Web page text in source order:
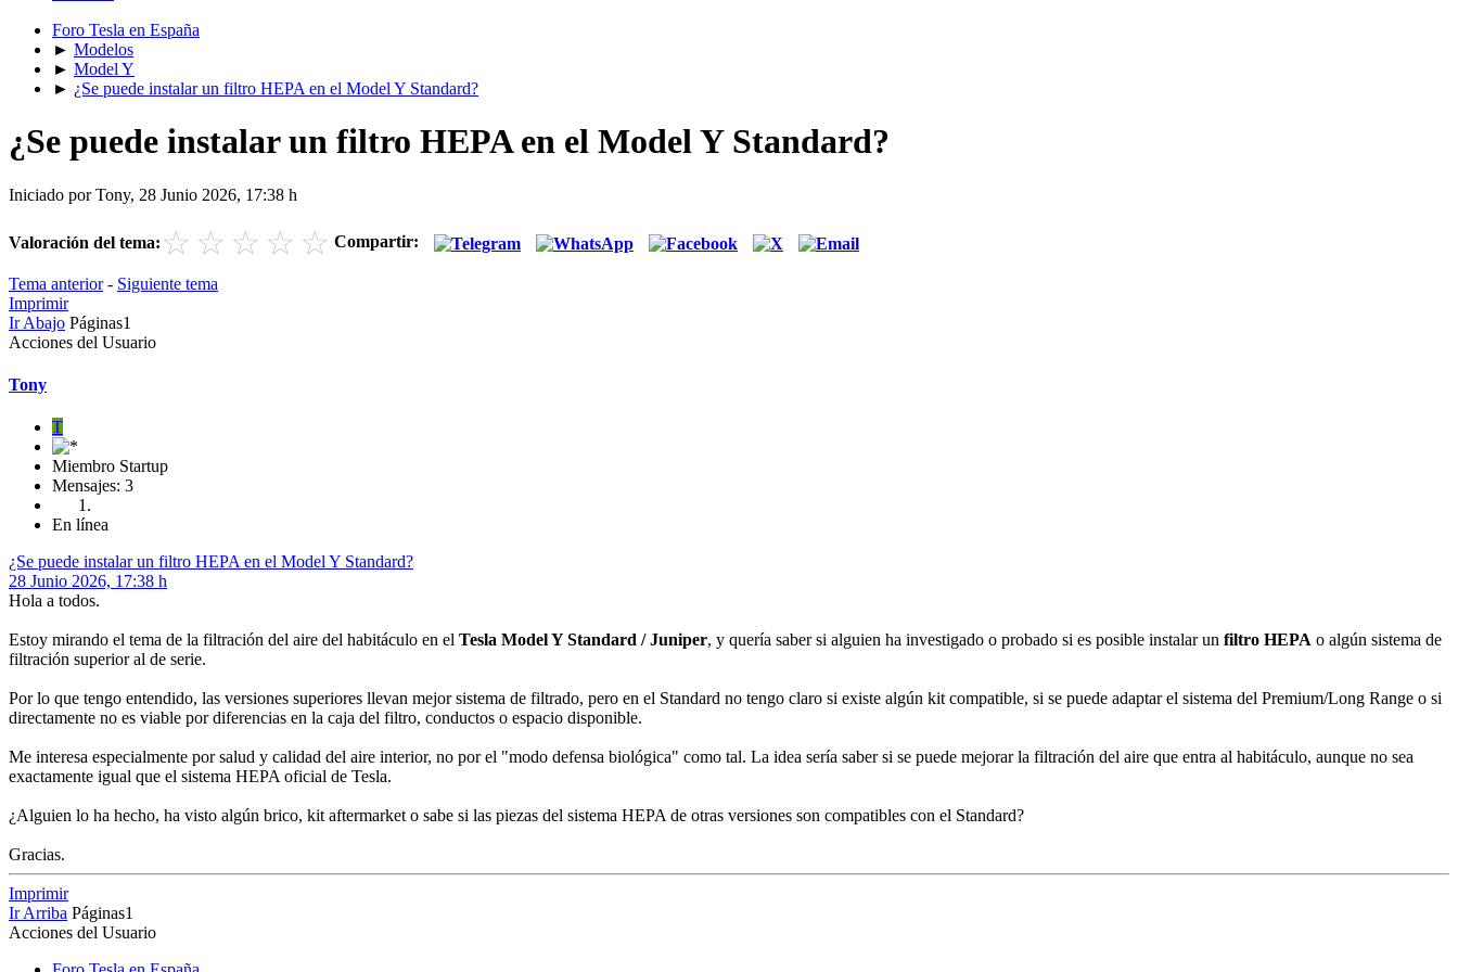
Foro Tesla en España
► Modelos
► Model Y
► ¿Se puede instalar un filtro HEPA en el Model Y Standard?
¿Se puede instalar un filtro HEPA en el Model Y Standard?
Iniciado por Tony, 28 Junio 2026, 17:38 h
Valoración del tema: ☆ ☆ ☆ ☆ ☆ Compartir:
Tema anterior- Siguiente tema
Imprimir
Ir Abajo Páginas1
Acciones del Usuario
Tony
T
Miembro Startup
Mensajes: 3
En línea
¿Se puede instalar un filtro HEPA en el Model Y Standard?
28 Junio 2026, 17:38 h
Hola a todos.
Estoy mirando el tema de la filtración del aire del habitáculo en el Tesla Model Y Standard / Juniper, y quería saber si alguien ha investigado o probado si es posible instalar un filtro HEPA o algún sistema de
filtración superior al de serie.
Por lo que tengo entendido, las versiones superiores llevan mejor sistema de filtrado, pero en el Standard no tengo claro si existe algún kit compatible, si se puede adaptar el sistema del Premium/Long Range o si
directamente no es viable por diferencias en la caja del filtro, conductos o espacio disponible.
Me interesa especialmente por salud y calidad del aire interior, no por el "modo defensa biológica" como tal. La idea sería saber si se puede mejorar la filtración del aire que entra al habitáculo, aunque no sea
exactamente igual que el sistema HEPA oficial de Tesla.
¿Alguien lo ha hecho, ha visto algún brico, kit aftermarket o sabe si las piezas del sistema HEPA de otras versiones son compatibles con el Standard?
Gracias.
Imprimir
Ir Arriba Páginas1
Acciones del Usuario